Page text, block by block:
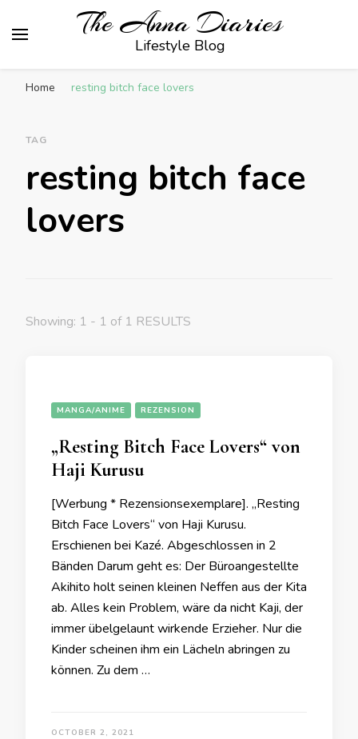
The Anna Diaries
Lifestyle Blog
Home resting bitch face lovers
TAG
resting bitch face
lovers
Showing: 1 - 1 of 1 RESULTS
MANGA/ANIME REZENSION
„Resting Bitch Face Lovers“ von
Haji Kurusu
[Werbung * Rezensionsexemplare]. „Resting
Bitch Face Lovers“ von Haji Kurusu.
Erschienen bei Kazé. Abgeschlossen in 2
Bänden Darum geht es: Der Büroangestellte
Akihito holt seinen kleinen Neffen aus der Kita
ab. Alles kein Problem, wäre da nicht Kaji, der
immer übelgelaunt wirkende Erzieher. Nur die
Kinder scheinen ihm ein Lächeln abringen zu
können. Zu dem …
OCTOBER 2, 2021